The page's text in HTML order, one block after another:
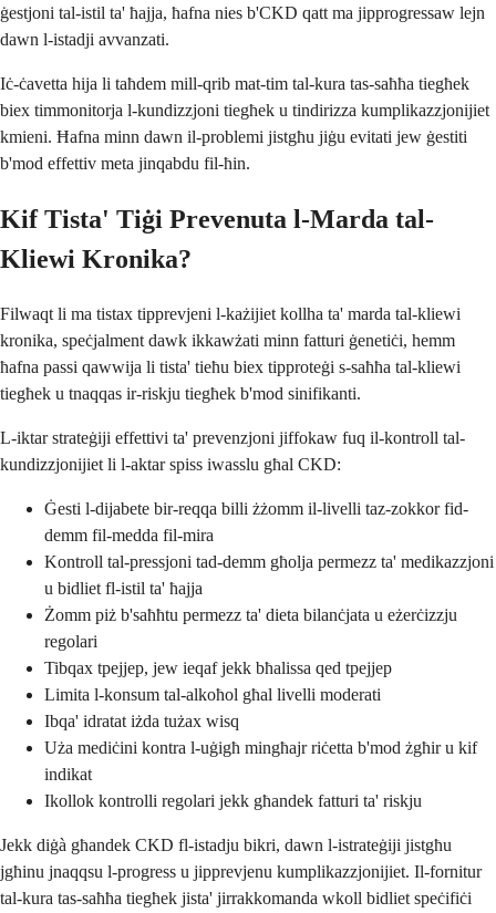
ġestjoni tal-istil ta' ħajja, ħafna nies b'CKD qatt ma jipprogressaw lejn
dawn l-istadji avvanzati.
Iċ-ċavetta hija li taħdem mill-qrib mat-tim tal-kura tas-saħħa tiegħek
biex timmonitorja l-kundizzjoni tiegħek u tindirizza kumplikazzjonijiet
kmieni. Ħafna minn dawn il-problemi jistgħu jiġu evitati jew ġestiti
b'mod effettiv meta jinqabdu fil-ħin.
Kif Tista' Tiġi Prevenuta l-Marda tal-
Kliewi Kronika?
Filwaqt li ma tistax tipprevjeni l-każijiet kollha ta' marda tal-kliewi
kronika, speċjalment dawk ikkawżati minn fatturi ġenetiċi, hemm
ħafna passi qawwija li tista' tieħu biex tipproteġi s-saħħa tal-kliewi
tiegħek u tnaqqas ir-riskju tiegħek b'mod sinifikanti.
L-iktar strateġiji effettivi ta' prevenzjoni jiffokaw fuq il-kontroll tal-
kundizzjonijiet li l-aktar spiss iwasslu għal CKD:
Ġesti l-dijabete bir-reqqa billi żżomm il-livelli taz-zokkor fid-
demm fil-medda fil-mira
Kontroll tal-pressjoni tad-demm għolja permezz ta' medikazzjoni
u bidliet fl-istil ta' ħajja
Żomm piż b'saħħtu permezz ta' dieta bilanċjata u eżerċizzju
regolari
Tibqax tpejjep, jew ieqaf jekk bħalissa qed tpejjep
Limita l-konsum tal-alkoħol għal livelli moderati
Ibqa' idratat iżda tużax wisq
Uża mediċini kontra l-uġigħ mingħajr riċetta b'mod żgħir u kif
indikat
Ikollok kontrolli regolari jekk għandek fatturi ta' riskju
Jekk diġà għandek CKD fl-istadju bikri, dawn l-istrateġiji jistgħu
jgħinu jnaqqsu l-progress u jipprevjenu kumplikazzjonijiet. Il-fornitur
tal-kura tas-saħħa tiegħek jista' jirrakkomanda wkoll bidliet speċifiċi